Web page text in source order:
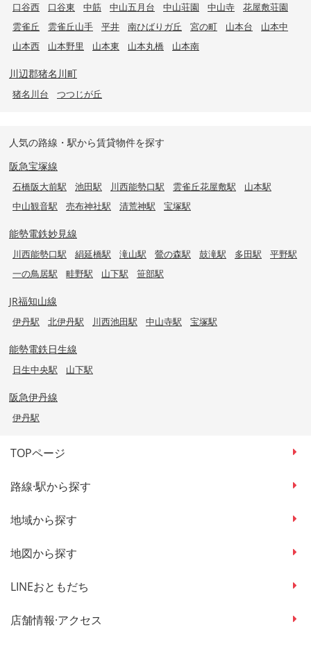
口谷西 口谷東 中筋 中山五月台 中山荘園 中山寺
花屋敷荘園
雲雀丘
雲雀丘山手 平井 南ひばりガ丘 宮の町 山本台
山本中
山本西
山本野里 山本東 山本丸橋 山本南
川辺郡猪名川町
猪名川台 つつじが丘
人気の路線・駅から賃貸物件を探す
阪急宝塚線
石橋阪大前駅 池田駅 川西能勢口駅 雲雀丘花屋敷駅
山本駅
中山観音駅
売布神社駅 清荒神駅 宝塚駅
能勢電鉄妙見線
川西能勢口駅 絹延橋駅 滝山駅 鶯の森駅 鼓滝駅 多田駅
平野駅
一の鳥居駅
畦野駅 山下駅 笹部駅
JR福知山線
伊丹駅 北伊丹駅 川西池田駅 中山寺駅 宝塚駅
能勢電鉄日生線
日生中央駅 山下駅
阪急伊丹線
伊丹駅
TOPページ
路線·駅から探す
地域から探す
地図から探す
LINEおともだち
店舗情報·アクセス